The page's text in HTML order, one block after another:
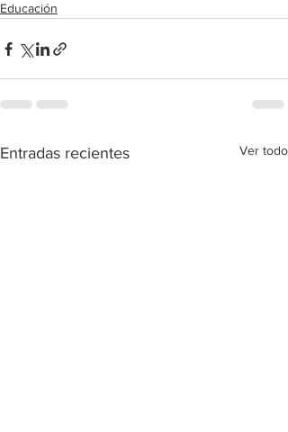
Educación
Entradas recientes Ver todo